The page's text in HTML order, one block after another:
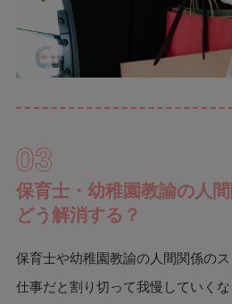
03
保育士・幼稚園教諭の人
どう解消する？
保育士や幼稚園教諭の人間関係のス
仕事だと割り切って我慢していく